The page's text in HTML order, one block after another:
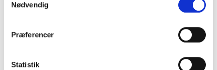
Nødvendig
Præferencer
Statistik